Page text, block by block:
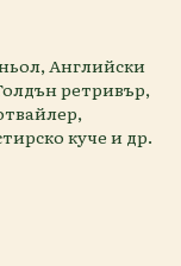
Английски
ретривър,
куче и др.